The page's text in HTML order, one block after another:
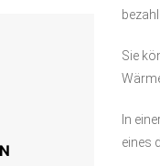
Sie
In
eines